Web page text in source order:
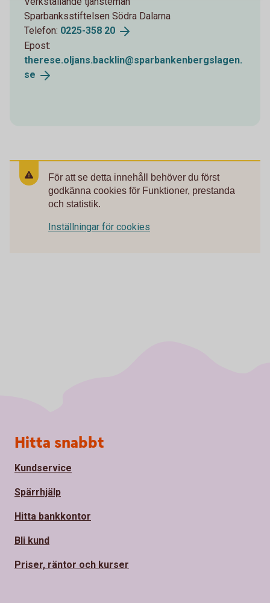
Sparbanksstiftelsen Södra Dalarna
Telefon: 0225-358 20
Epost:
therese.oljans.backlin@sparbankenbergslagen.
se
För att se detta innehåll behöver du först
godkänna cookies för Funktioner, prestanda
och statistik.
Inställningar för cookies
Sidfot
Hitta snabbt
Kundservice
Spärrhjälp
Hitta bankkontor
Bli kund
Priser, räntor och kurser